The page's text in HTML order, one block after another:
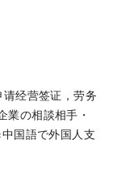
经营签证，劳务
業の相談相手・
国語で外国人支